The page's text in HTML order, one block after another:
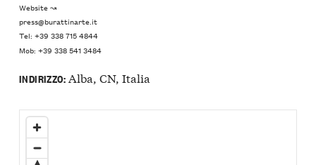
Website ↝
press@burattinarte.it
Tel: +39 338 715 4844
Mob: +39 338 541 3484
INDIRIZZO:Alba, CN, Italia